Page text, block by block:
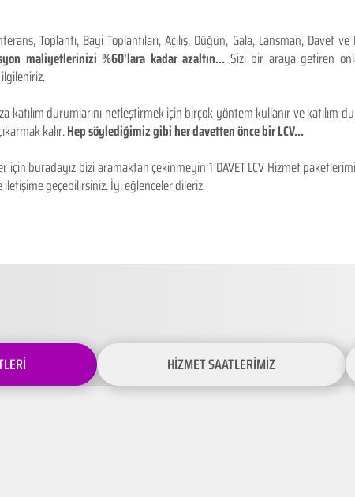
Toplantı, Bayi Toplantıları, Açılış, Düğün, Gala, Lansman,
maliyetlerinizi %60'lara kadar azaltın... Sizi bir araya getiren
durumlarını netleştirmek için birçok yöntem kullanır ve katılım
kalır.Hep söylediğimiz gibi her davetten önce bir LCV...
için buradayız bizi aramaktan çekinmeyin 1 DAVET LCV Hizmet
geçebilirsiniz. İyi eğlenceler dileriz.
HİZMET SAATLERİMİZ